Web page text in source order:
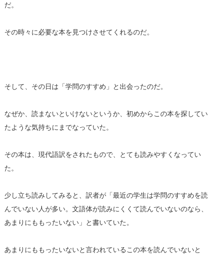
だ。
その時々に必要な本を見つけさせてくれるのだ。
そして、その日は「学問のすすめ」と出会ったのだ。
なぜか、読まないといけないというか、初めからこの本を探してい
たような気持ちにまでなっていた。
その本は、現代語訳をされたもので、とても読みやすくなってい
た。
少し立ち読みしてみると、訳者が「最近の学生は学問のすすめを読
んでいない人が多い。文語体が読みにくくて読んでいないのなら、
あまりにももったいない」と書いていた。
あまりにももったいないと言われているこの本を読んでいないと